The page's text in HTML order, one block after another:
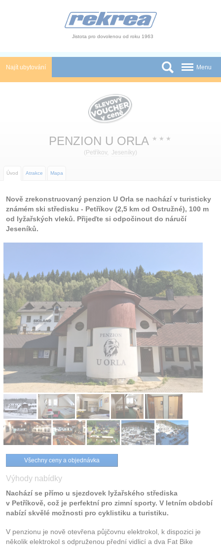
Jistota pro dovolenou od roku 1963
Najít ubytování
Novinky
O nás
Kontakt
Menu
PENZION U ORLA ★ ★ ★
( Petříkov, Jeseníky)
Úvod Atrakce Mapa
Nově zrekonstruovaný penzion U Orla se nachází v turisticky
známém ski středisku - Petříkov (2,5 km od Ostružné), 100 m
od lyžařských vleků. Přijeďte si odpočinout do náručí
Jeseníků.
Všechny ceny a objednávka
Výhody nabídky
Nachází se přímo u sjezdovek lyžařského střediska
v Petříkově, což je perfektní pro zimní sporty. V letním období
nabízí skvělé možnosti pro cyklistiku a turistiku.
V penzionu je nově otevřena půjčovnu elektrokol, k dispozici je
několik elektrokol s odpruženou přední vidlicí a dva Fat Bike